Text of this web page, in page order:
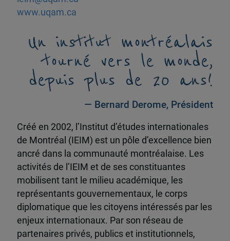
www.uqam.ca
Un institut montréalais
tourné vers le monde,
depuis plus de 20 ans!
— Bernard Derome, Président
Créé en 2002, l’Institut d’études internationales
de Montréal (IEIM) est un pôle d’excellence bien
ancré dans la communauté montréalaise. Les
activités de l’IEIM et de ses constituantes
mobilisent tant le milieu académique, les
représentants gouvernementaux, le corps
diplomatique que les citoyens intéressés par les
enjeux internationaux. Par son réseau de
partenaires privés, publics et institutionnels,